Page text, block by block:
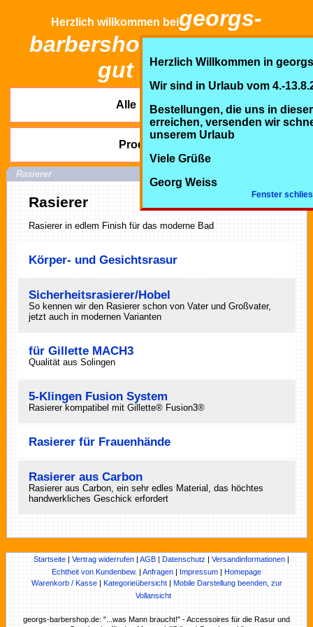
Herzlich Willkommen in
Wir sind in Urlaub vom 4.-
Bestellungen, die uns in
erreichen, versenden wir
unserem Urlaub
Viele Grüße
Georg Weiss
Fenster
Herzlich willkommen beigeorgs-
barbershop.de ... immer
gut rasiert!
Alle Kategorien
Produktsuche
Rasierer
Rasierer
Rasierer in edlem Finish für das moderne Bad
Körper- und Gesichtsrasur
Sicherheitsrasierer/Hobel
So kennen wir den Rasierer schon von Vater und Großvater,
jetzt auch in modernen Varianten
für Gillette MACH3
Qualität aus Solingen
5-Klingen Fusion System
Rasierer kompatibel mit Gillette® Fusion3®
Rasierer für Frauenhände
Rasierer aus Carbon
Rasierer aus Carbon, ein sehr edles Material, das höchtes
handwerkliches Geschick erfordert
Startseite| Vertrag widerrufen| AGB| Datenschutz | Versandinformationen|
Echtheit von Kundenbew. | Anfragen | Impressum | Homepage
Warenkorb / Kasse| Kategorieübersicht| Mobile Darstellung beenden, zur
Vollansicht
georgs-barbershop.de: "...was Mann braucht!" - Accessoires für die Rasur und